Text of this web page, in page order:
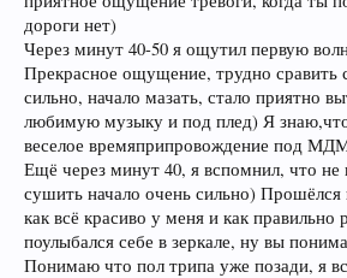
дороги нет)
Через минут 40-50 я ощутил первую
Прекрасное ощущение, трудно сравить
сильно, начало мазать, стало приятно
любимую музыку и под плед) Я
веселое времяприпровождение под
Ещё через минут 40, я вспомнил, что не
сушить начало очень сильно) Прошёлся
как всё красиво у меня и как правильно
поулыбался себе в зеркале, ну вы
Понимаю что пол трипа уже позади, я